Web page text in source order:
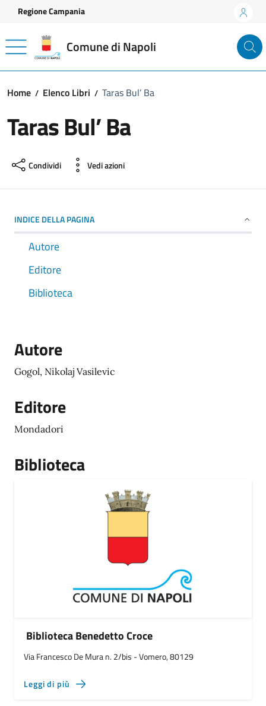
Vai ai contenuti
Vai al footer
Regione Campania
Comune di Napoli
Home Elenco Libri Taras Bul’ Ba
Taras Bul’ Ba
Condividi Vedi azioni
INDICE DELLA PAGINA
Autore
Editore
Biblioteca
Autore
Gogol, Nikolaj Vasilevic
Editore
Mondadori
Biblioteca
Biblioteca Benedetto Croce
Via Francesco De Mura n. 2/bis - Vomero, 80129
Leggi di più